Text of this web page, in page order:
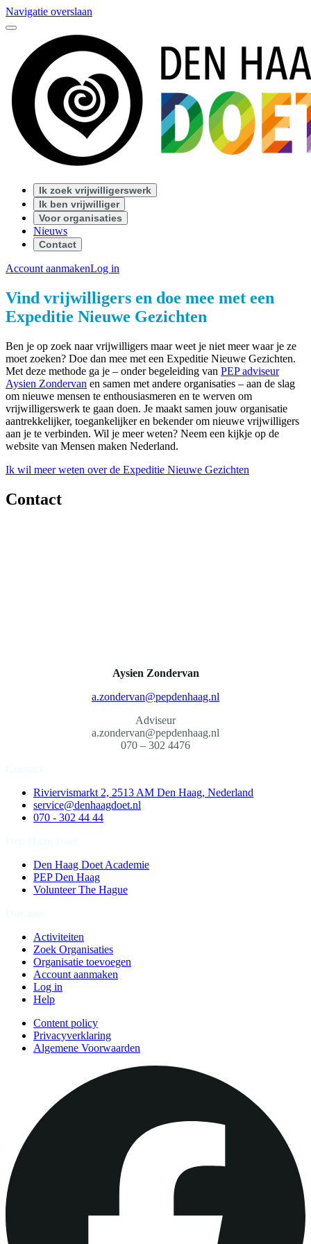
Navigatie overslaan
Ik zoek vrijwilligerswerk
Ik ben vrijwilliger
Voor organisaties
Nieuws
Contact
Account aanmakenLog in
Vind vrijwilligers en doe mee met een
Expeditie Nieuwe Gezichten
Ben je op zoek naar vrijwilligers maar weet je niet meer waar je ze
moet zoeken? Doe dan mee met een Expeditie Nieuwe Gezichten.
Met deze methode ga je – onder begeleiding van PEP adviseur
Aysien Zondervan en samen met andere organisaties – aan de slag
om nieuwe mensen te enthousiasmeren en te werven om
vrijwilligerswerk te gaan doen. Je maakt samen jouw organisatie
aantrekkelijker, toegankelijker en bekender om nieuwe vrijwilligers
aan je te verbinden. Wil je meer weten? Neem een kijkje op de
website van Mensen maken Nederland.
Ik wil meer weten over de Expeditie Nieuwe Gezichten
Contact
Aysien Zondervan
a.zondervan@pepdenhaag.nl
a.zondervan@pepdenhaag.nl
070 – 302 4476
Riviervismarkt 2, 2513 AM Den Haag, Nederland
service@denhaagdoet.nl
070 - 302 44 44
Den Haag Doet Academie
PEP Den Haag
Volunteer The Hague
Activiteiten
Zoek Organisaties
Organisatie toevoegen
Account aanmaken
Log in
Help
Content policy
Privacyverklaring
Algemene Voorwaarden